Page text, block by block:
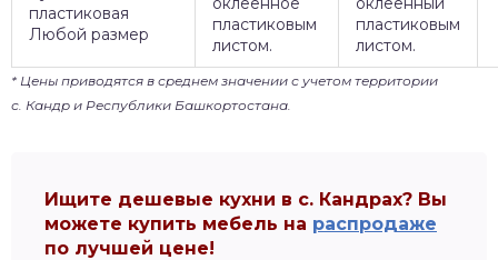
пластиковая
Любой размер
пластиковым
листом.
пластиковым
листом.
* Цены приводятся в среднем значении с учетом территории
с. Кандр и Республики Башкортостана.
Ищите дешевые кухни в с. Кандрах? Вы
можете купить мебель на распродаже
по лучшей цене!